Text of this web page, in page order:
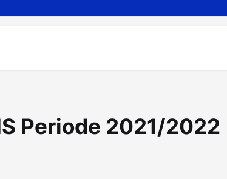
Periode 2021/2022